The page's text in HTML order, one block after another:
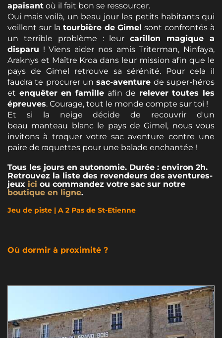
apaisant où il fait bon se ressourcer.
Oui mais voilà, un beau jour les petits habitants qui
veillent sur la tourbière de Gimel sont confrontés à
un terrible problème : leurcarillon magique a
disparu ! Viens aider nos amis Triterman, Ninfaya,
Araknys et Maître Kroa dans leur mission afin que le
pays de Gimel retrouve sa sérénité. Pour cela il
faudra te procurer unsac-aventure de super-héros
et enquêter en familleafin de relever toutes les
épreuves. Courage, tout le monde compte sur toi !
Et si la neige décide de recouvrir d'un
beau manteau blanc le pays de Gimel, nous vous
invitons à troquer votre sac aventure contre une
paire de raquettes pour une balade enchantée !
Tous les jours en autonomie. Durée : environ 2h.
Retrouvez la liste des revendeurs des aventures-
jeux ici ou commandez votre sac sur notre
boutique en ligne.
Jeu de piste | A 2 Pas de St-Etienne
Où dormir à proximité ?